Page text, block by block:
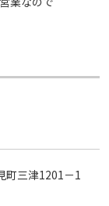
町三津1201－1